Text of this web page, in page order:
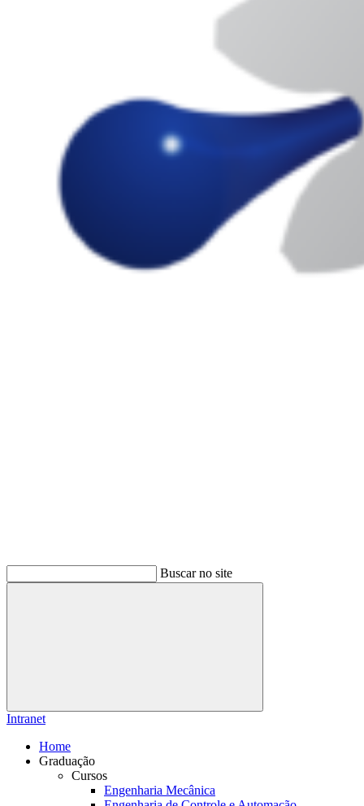
Buscar no site
Buscar
Intranet
Home
Graduação
Cursos
Engenharia Mecânica